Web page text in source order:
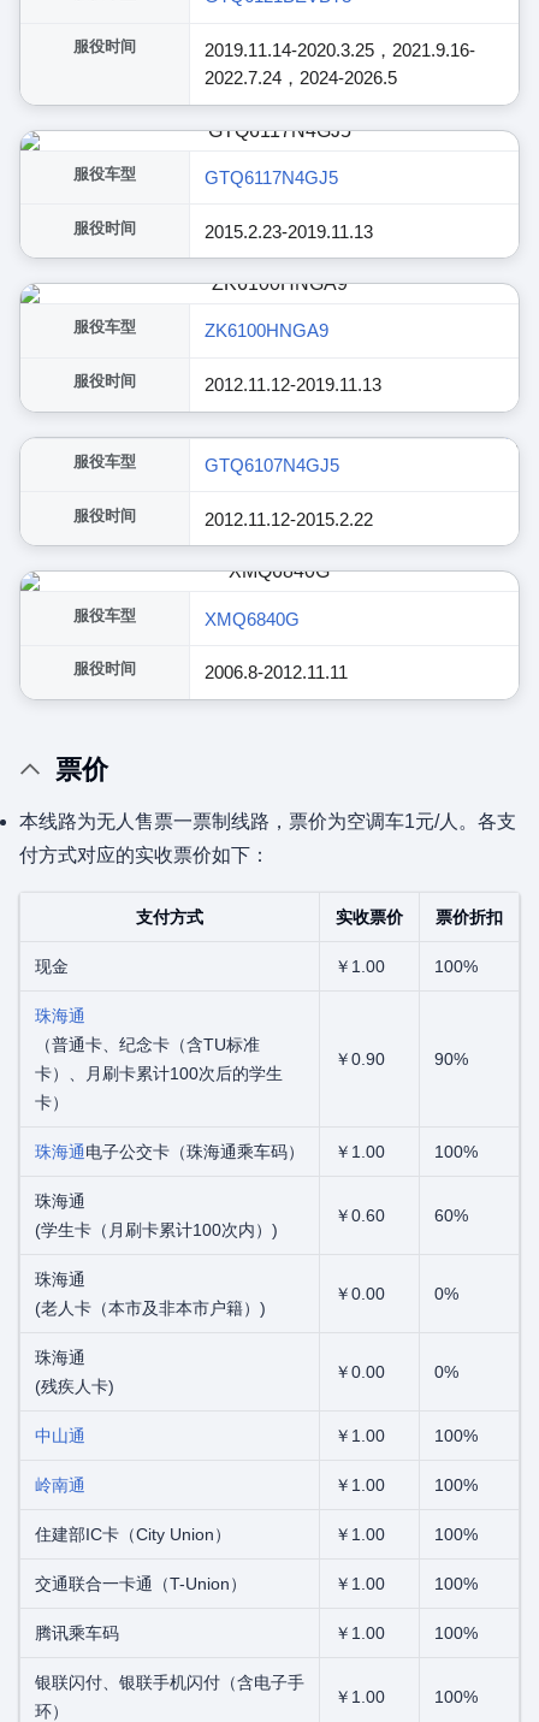
服役时间
2019.11.14-2020.3.25，2021.9.16-
2022.7.24，2024-2026.5
服役车型 GTQ6117N4GJ5
服役时间 2015.2.23-2019.11.13
服役车型 ZK6100HNGA9
服役时间 2012.11.12-2019.11.13
服役车型 GTQ6107N4GJ5
服役时间 2012.11.12-2015.2.22
展开
服役车型 XMQ6840G
服役时间 2006.8-2012.11.11
票价
本线路为无人售票一票制线路，票价为空调车1元/人。各支
付方式对应的实收票价如下：
支付方式 实收票价 票价折扣
现金 ￥1.00 100%
珠海通
（普通卡、纪念卡（含TU标准
卡）、月刷卡累计100次后的学生
卡）
￥0.90 90%
珠海通电子公交卡（珠海通乘车码） ￥1.00 100%
珠海通
(学生卡（月刷卡累计100次内）)
￥0.60 60%
珠海通
(老人卡（本市及非本市户籍）)
￥0.00 0%
珠海通
(残疾人卡)
￥0.00 0%
中山通 ￥1.00 100%
岭南通 ￥1.00 100%
住建部IC卡（City Union） ￥1.00 100%
交通联合一卡通（T-Union） ￥1.00 100%
腾讯乘车码 ￥1.00 100%
银联闪付、银联手机闪付（含电子手
环）
￥1.00 100%